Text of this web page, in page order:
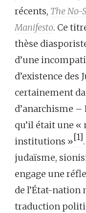
récents, The No-
Manifesto. Ce
thèse
d’une
d’existence des
certainement
d’anarchisme
qu’il était une «
institutions »[1]
judaïsme,
engage une
de l’État-nation
traduction